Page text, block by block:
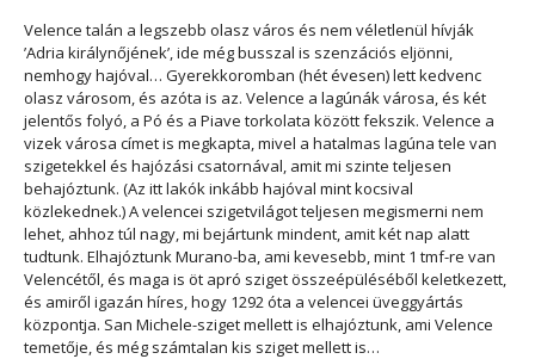
Velence talán a legszebb olasz város és nem véletlenül hívják
’Adria királynőjének’, ide még busszal is szenzációs eljönni,
nemhogy hajóval… Gyerekkoromban (hét évesen) lett kedvenc
olasz városom, és azóta is az. Velence a lagúnák városa, és két
jelentős folyó, a Pó és a Piave torkolata között fekszik. Velence a
vizek városa címet is megkapta, mivel a hatalmas lagúna tele van
szigetekkel és hajózási csatornával, amit mi szinte teljesen
behajóztunk. (Az itt lakók inkább hajóval mint kocsival
közlekednek.) A velencei szigetvilágot teljesen megismerni nem
lehet, ahhoz túl nagy, mi bejártunk mindent, amit két nap alatt
tudtunk. Elhajóztunk Murano-ba, ami kevesebb, mint 1 tmf-re van
Velencétől, és maga is öt apró sziget összeépüléséből keletkezett,
és amiről igazán híres, hogy 1292 óta a velencei üveggyártás
központja. San Michele-sziget mellett is elhajóztunk, ami Velence
temetője, és még számtalan kis sziget mellett is…